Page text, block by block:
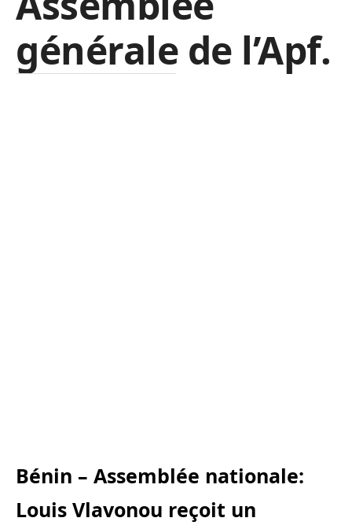
générale de l’Apf.
Bénin – Assemblée nationale:
Louis Vlavonou reçoit un